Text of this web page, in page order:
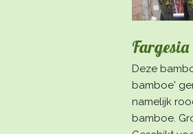
Deze
bamboe'
namelijk
bamboe.